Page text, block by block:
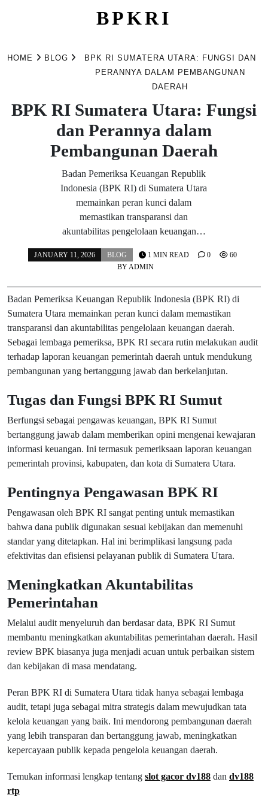
BPKRI
HOME BLOG
BPK RI SUMATERA UTARA: FUNGSI DAN
PERANNYA DALAM PEMBANGUNAN
DAERAH
BPK RI Sumatera Utara: Fungsi
dan Perannya dalam
Pembangunan Daerah
Badan Pemeriksa Keuangan Republik
Indonesia (BPK RI) di Sumatera Utara
memainkan peran kunci dalam
memastikan transparansi dan
akuntabilitas pengelolaan keuangan…
JANUARY 11, 2026
BLOG
BYADMIN
1 MIN READ 0 60
Badan Pemeriksa Keuangan Republik Indonesia (BPK RI) di
Sumatera Utara memainkan peran kunci dalam memastikan
transparansi dan akuntabilitas pengelolaan keuangan daerah.
Sebagai lembaga pemeriksa, BPK RI secara rutin melakukan audit
terhadap laporan keuangan pemerintah daerah untuk mendukung
pembangunan yang bertanggung jawab dan berkelanjutan.
Tugas dan Fungsi BPK RI Sumut
Berfungsi sebagai pengawas keuangan, BPK RI Sumut
bertanggung jawab dalam memberikan opini mengenai kewajaran
informasi keuangan. Ini termasuk pemeriksaan laporan keuangan
pemerintah provinsi, kabupaten, dan kota di Sumatera Utara.
Pentingnya Pengawasan BPK RI
Pengawasan oleh BPK RI sangat penting untuk memastikan
bahwa dana publik digunakan sesuai kebijakan dan memenuhi
standar yang ditetapkan. Hal ini berimplikasi langsung pada
efektivitas dan efisiensi pelayanan publik di Sumatera Utara.
Meningkatkan Akuntabilitas
Pemerintahan
Melalui audit menyeluruh dan berdasar data, BPK RI Sumut
membantu meningkatkan akuntabilitas pemerintahan daerah. Hasil
review BPK biasanya juga menjadi acuan untuk perbaikan sistem
dan kebijakan di masa mendatang.
Peran BPK RI di Sumatera Utara tidak hanya sebagai lembaga
audit, tetapi juga sebagai mitra strategis dalam mewujudkan tata
kelola keuangan yang baik. Ini mendorong pembangunan daerah
yang lebih transparan dan bertanggung jawab, meningkatkan
kepercayaan publik kepada pengelola keuangan daerah.
Temukan informasi lengkap tentang slot gacor dv188 dan dv188
rtp